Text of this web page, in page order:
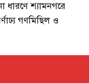
ধারণে শ্যামনগরে
গণমিছিল ও